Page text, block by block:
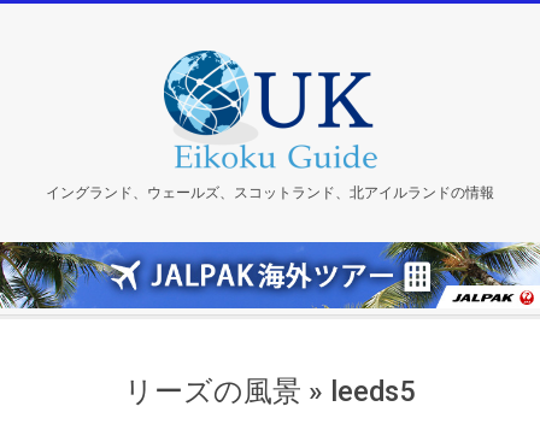
イングランド、ウェールズ、スコットランド、北アイルランドの情報
リーズの風景 » leeds5